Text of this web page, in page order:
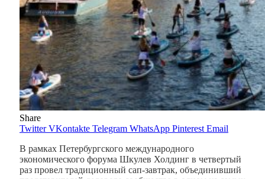
Share
Twitter VKontakte Telegram WhatsApp Pinterest Email
В рамках Петербургского международного
экономического форума Шкулев Холдинг в четвертый
раз провел традиционный сап-завтрак, объединивший